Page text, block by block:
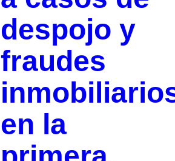
despojo y
fraudes
en la